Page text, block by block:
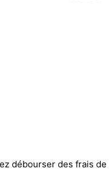
débourser des frais de